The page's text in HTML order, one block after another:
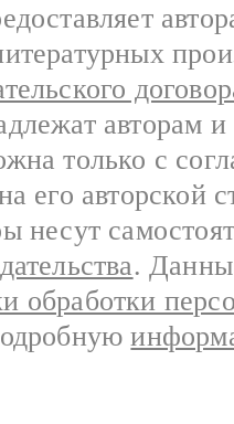
авторам
только с
его авторской
несут
.
обработки